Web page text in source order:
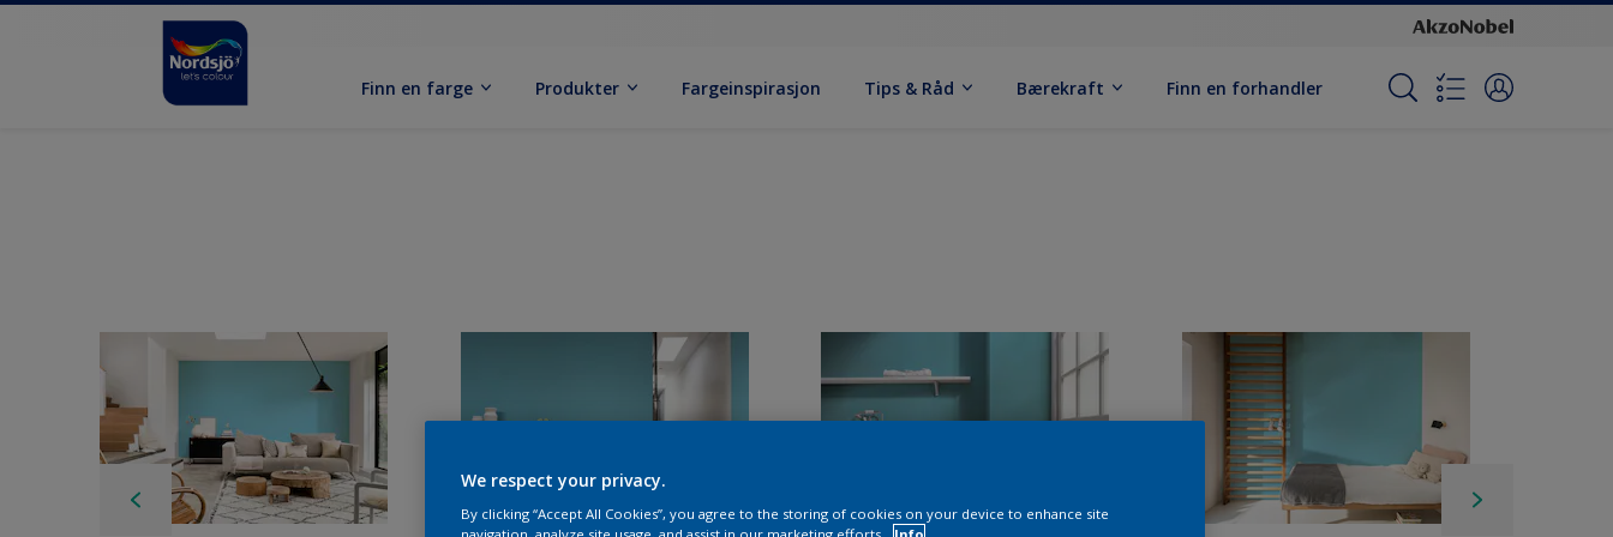
Finn en farge Produkter Fargeinspirasjon Tips & Råd Bærekraft Finn en forhandler
We respect your privacy.
By clicking “Accept All Cookies”, you agree to the storing of cookies on your device to enhance site